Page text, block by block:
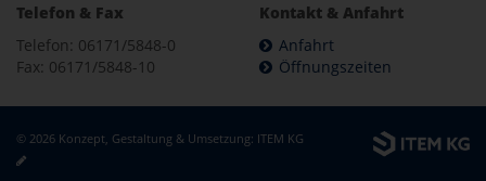
Telefon & Fax
Telefon: 06171/5848-0
Fax: 06171/5848-10
Kontakt & Anfahrt
Anfahrt
Öffnungszeiten
© 2026 Konzept, Gestaltung & Umsetzung: ITEM KG